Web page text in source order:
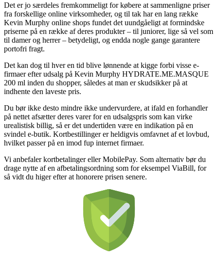
Det er jo særdeles fremkommeligt for købere at sammenligne priser
fra forskellige online virksomheder, og til tak har en lang række
Kevin Murphy online shops fundet det uundgåeligt at formindske
priserne på en række af deres produkter – til juniorer, lige så vel som
til damer og herrer – betydeligt, og endda nogle gange garantere
portofri fragt.
Det kan dog til hver en tid blive lønnende at kigge forbi visse e-
firmaer efter udsalg på Kevin Murphy HYDRATE.ME.MASQUE
200 ml inden du shopper, således at man er skudsikker på at
indhente den laveste pris.
Du bør ikke desto mindre ikke undervurdere, at ifald en forhandler
på nettet afsætter deres varer for en udsalgspris som kan virke
urealistisk billig, så er det undertiden være en indikation på en
svindel e-butik. Kortbestillinger er heldigvis omfavnet af et lovbud,
hvilket passer på en imod fup internet firmaer.
Vi anbefaler kortbetalinger eller MobilePay. Som alternativ bør du
drage nytte af en afbetalingsordning som for eksempel ViaBill, for
så vidt du higer efter at honorere prisen senere.